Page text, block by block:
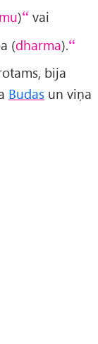
) vai
(dharma).
bija
Budas un viņa